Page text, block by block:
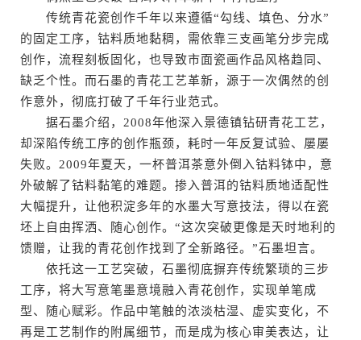
传统青花瓷创作千年以来遵循“勾线、填色、分水”
的固定工序，钴料质地黏稠，需依靠三支画笔分步完成
创作，流程刻板固化，也导致市面瓷画作品风格趋同、
缺乏个性。而石墨的青花工艺革新，源于一次偶然的创
作意外，彻底打破了千年行业范式。
据石墨介绍，2008年他深入景德镇钻研青花工艺，
却深陷传统工序的创作瓶颈，耗时一年反复试验、屡屡
失败。2009年夏天，一杯普洱茶意外倒入钴料钵中，意
外破解了钴料黏笔的难题。掺入普洱的钴料质地适配性
大幅提升，让他积淀多年的水墨大写意技法，得以在瓷
坯上自由挥洒、随心创作。“这次突破更像是天时地利的
馈赠，让我的青花创作找到了全新路径。”石墨坦言。
依托这一工艺突破，石墨彻底摒弃传统繁琐的三步
工序，将大写意笔墨意境融入青花创作，实现单笔成
型、随心赋彩。作品中笔触的浓淡枯湿、虚实变化，不
再是工艺制作的附属细节，而是成为核心审美表达，让